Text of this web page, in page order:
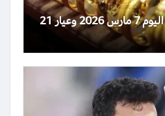
تحديث فوري لسعر الذهب اليوم 7 مارس 2026 وعيار 21